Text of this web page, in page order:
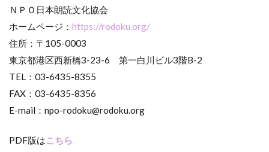
ＮＰＯ日本朗読文化協会
ホームページ： https://rodoku.org/
住所：〒105-0003
東京都港区西新橋3-23-6 第一白川ビル3階B-2
TEL：03-6435-8355
FAX：03-6435-8356
E-mail：npo-rodoku@rodoku.org
PDF版はこちら